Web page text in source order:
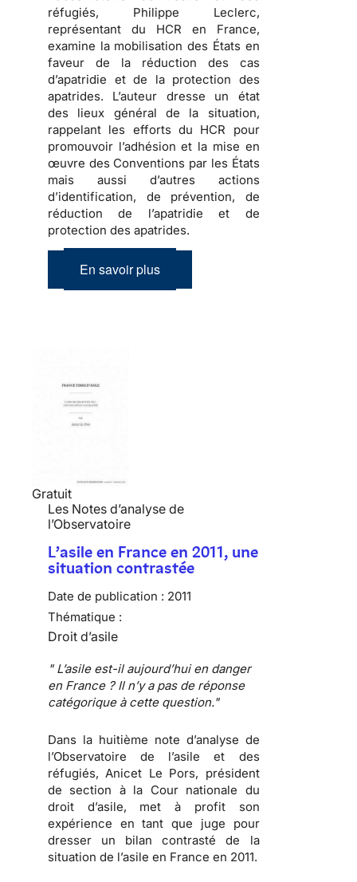
réfugiés, Philippe Leclerc,
représentant du HCR en France,
examine la mobilisation des États en
faveur de la réduction des cas
d’apatridie et de la protection des
apatrides. L’auteur dresse un état
des lieux général de la situation,
rappelant les efforts du HCR pour
promouvoir l’adhésion et la mise en
œuvre des Conventions par les États
mais aussi d’autres actions
d’identification, de prévention, de
réduction de l’apatridie et de
protection des apatrides.
En savoir plus
Gratuit
Les Notes d’analyse de
l’Observatoire
L’asile en France en 2011, une
situation contrastée
Date de publication : 2011
Thématique :
Droit d’asile
" L’asile est-il aujourd’hui en danger
en France ? Il n’y a pas de réponse
catégorique à cette question."
Dans la huitième note d’analyse de
l’Observatoire de l’asile et des
réfugiés,Anicet Le Pors, président
de section à la Cour nationale du
droit d’asile, met à profit son
expérience en tant que juge pour
dresser un bilan contrasté de la
situation de l’asile en France en 2011.